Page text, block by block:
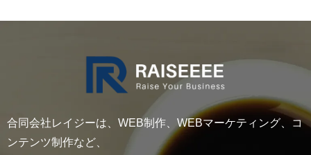
合同会社レイジーは、WEB制作、WEBマーケティング、コ
ンテンツ制作など、